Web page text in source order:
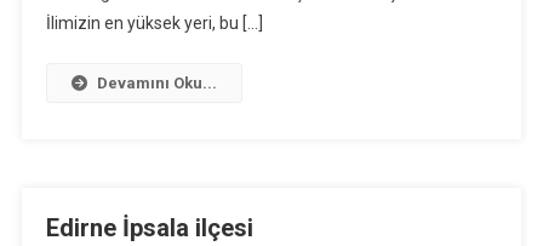
İlimizin en yüksek yeri, bu […]
Devamını Oku...
Edirne İpsala ilçesi